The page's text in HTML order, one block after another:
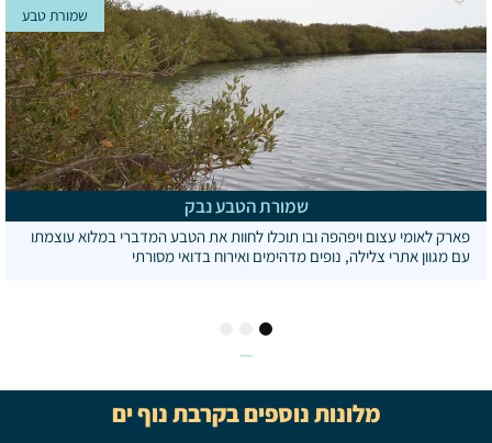
שמורת הטבע נבק
פארק לאומי עצום ויפהפה ובו תוכלו לחוות את הטבע המדברי במלוא עוצמתו
עם מגוון אתרי צלילה, נופים מדהימים ואירוח בדואי מסורתי
שמורת טבע
מלונות נוספים בקרבת נוף ים